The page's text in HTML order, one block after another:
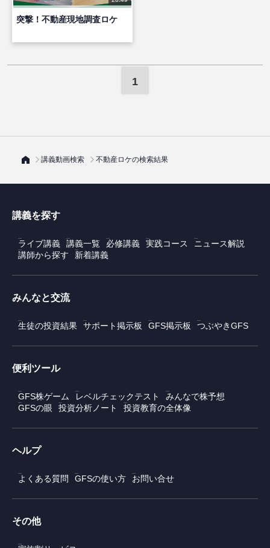
突撃！不動産現地調査ロケ
1
講義動画検索 不動産ロケの検索結果
講義を探す
ライブ講義 講義一覧 必修講義 実践コース
ニュース解説
講師から探す
新着講義
みんなと交流
生徒の投資結果 サポート掲示板 GFS掲示板 つぶやきGFS
便利ツール
GFS株ゲーム レベルチェックテスト
みんなで株予想
GFSの眼
投資分析ノート 投資教育の全体像
ヘルプ
よくある質問 GFSの使い方 お問い合せ
その他